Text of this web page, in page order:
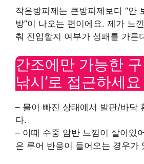
작은방파제는 큰방파제보다 “안
방”이 나오는 편이에요. 제가 느
춰 진입할지 여부가 성패를 가른
간조에만 가능한 구
낚시’로 접근하세요
– 물이 빠진 상태에서 발판/바닥
다.
– 이때 수중 암반 느낌이 살아있
은 루어 반응이 들어오는 경우가